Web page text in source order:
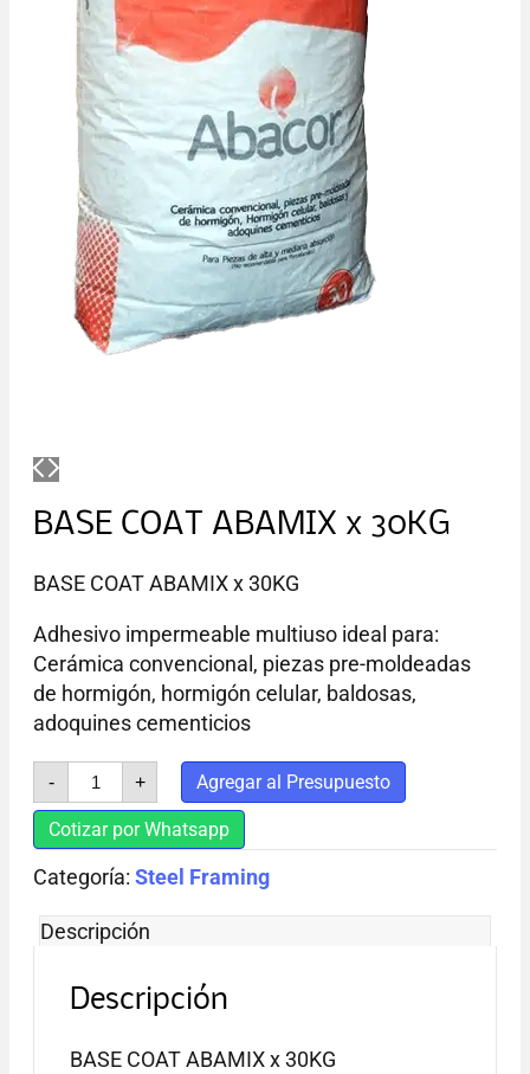
BASE COAT ABAMIX x 30KG
BASE COAT ABAMIX x 30KG
Adhesivo impermeable multiuso ideal para:
Cerámica convencional, piezas pre-moldeadas
de hormigón, hormigón celular, baldosas,
adoquines cementicios
-
BASE
COAT
ABAMIX
x
30KG
cantidad
+ Agregar al Presupuesto
Cotizar por Whatsapp
Categoría: Steel Framing
Descripción
Descripción
BASE COAT ABAMIX x 30KG